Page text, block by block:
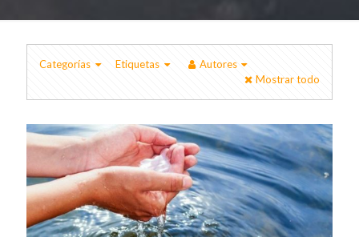
Categorías Etiquetas
Autores
Mostrar todo